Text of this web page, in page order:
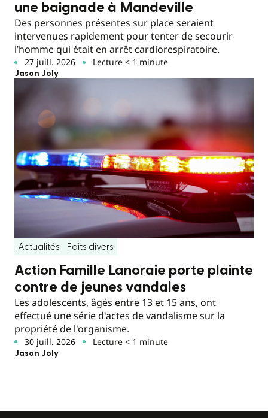
une baignade à Mandeville
Des personnes présentes sur place seraient
intervenues rapidement pour tenter de secourir
l’homme qui était en arrêt cardiorespiratoire.
27 juill. 2026 Lecture < 1 minute
Jason Joly
Actualités Faits divers
Action Famille Lanoraie porte plainte
contre de jeunes vandales
Les adolescents, âgés entre 13 et 15 ans, ont
effectué une série d'actes de vandalisme sur la
propriété de l'organisme.
30 juill. 2026 Lecture < 1 minute
Jason Joly